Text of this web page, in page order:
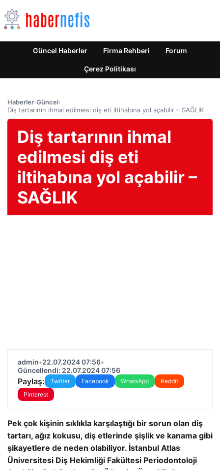
Güncel Haberler Firma Rehberi Forum
Çerez Politikası
Haberler›Güncel›
Diş tartarının ihmal edilmesi diş eti iltihabına yol açabilir – SAĞLIK
Diş tartarının ihmal
edilmesi diş eti
iltihabına yol açabilir –
SAĞLIK
admin•22.07.2024 07:56•
Güncellendi: 22.07.2024 07:56
Paylaş: Twitter Facebook WhatsApp
Reddit
Pinterest
Pek çok kişinin sıklıkla karşılaştığı bir sorun olan diş
tartarı, ağız kokusu, diş etlerinde şişlik ve kanama gibi
şikayetlere de neden olabiliyor. İstanbul Atlas
Üniversitesi Diş Hekimliği Fakültesi Periodontoloji